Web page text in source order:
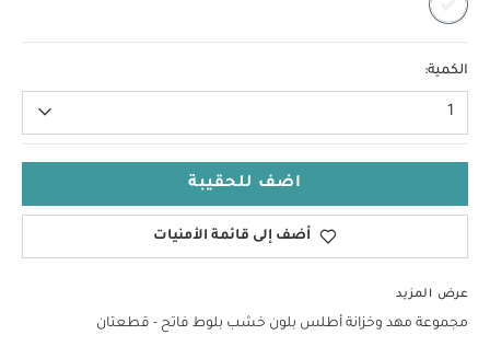
الكمية:
1
اضف للحقيبة
أضف إلى قائمة الأمنيات
عرض المزيد
مجموعة مهد وخزانة أطلس بلون خشب بلوط فاتح - قطعتان